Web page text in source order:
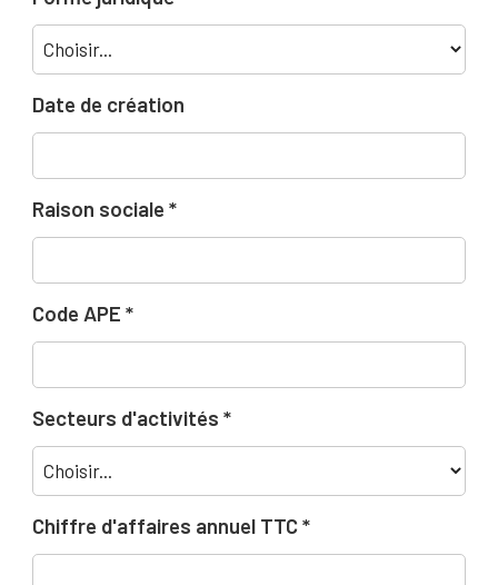
Date de création
Raison sociale
Code APE
Secteurs d'activités
Chiffre d'affaires annuel TTC